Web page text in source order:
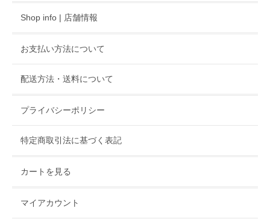
Shop info | 店舗情報
お支払い方法について
配送方法・送料について
プライバシーポリシー
特定商取引法に基づく表記
カートを見る
マイアカウント